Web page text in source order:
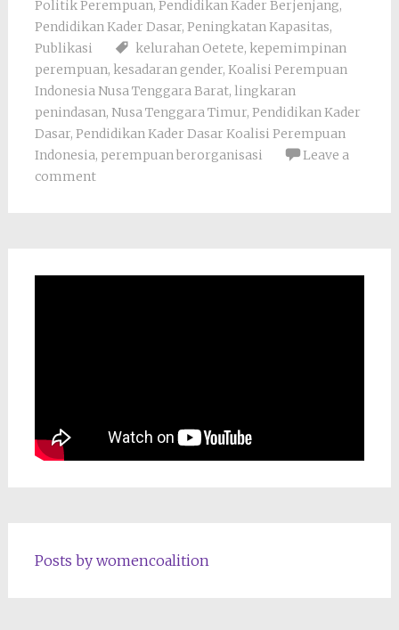
Politik Perempuan, Pendidikan Kader Berjenjang,
Pendidikan Kader Dasar, Peningkatan Kapasitas,
Publikasi
kelurahan Oetete, kepemimpinan
perempuan, kesadaran gender, Koalisi Perempuan
Indonesia Nusa Tenggara Barat, lingkaran
penindasan, Nusa Tenggara Timur, Pendidikan Kader
Dasar, Pendidikan Kader Dasar Koalisi Perempuan
Indonesia, perempuan berorganisasi
Leave a
comment
Posts by womencoalition